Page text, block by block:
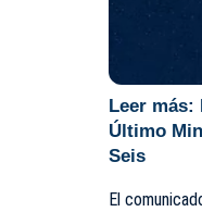
Leer más:
Último
Seis
El